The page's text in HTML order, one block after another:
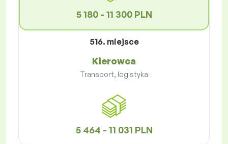
5 180 - 11 300 PLN
516. miejsce
Kierowca
Transport, logistyka
5 464 - 11 031 PLN